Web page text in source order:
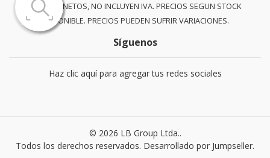
PRECIOS NETOS, NO INCLUYEN IVA. PRECIOS SEGUN STOCK
DISPONIBLE. PRECIOS PUEDEN SUFRIR VARIACIONES.
Síguenos
Haz clic aquí para agregar tus redes sociales
© 2026 LB Group Ltda..
Todos los derechos reservados. Desarrollado por Jumpseller.